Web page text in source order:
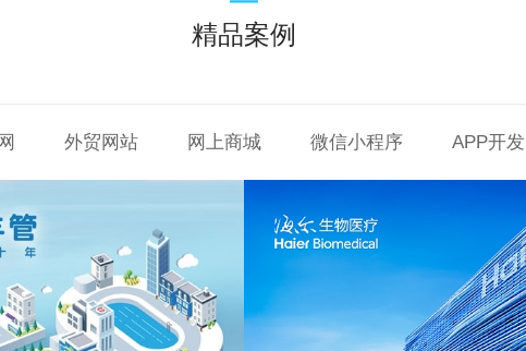
精品案例
外贸网站 网上商城 微信小程序 APP开发